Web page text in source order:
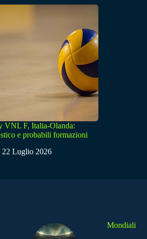
VNL F, Italia-Olanda:
e probabili formazioni
22 Luglio 2026
Mondiali